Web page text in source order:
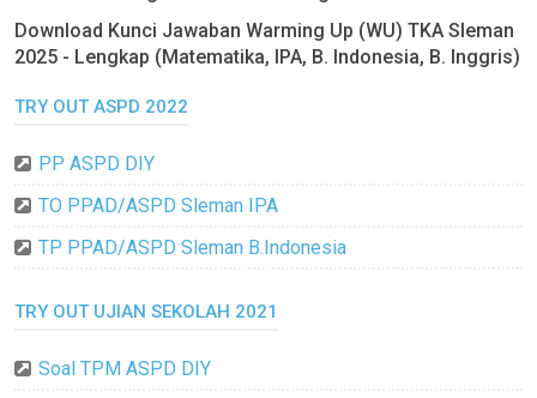
Download Kunci Jawaban Warming Up (WU) TKA Sleman
2025 - Lengkap (Matematika, IPA, B. Indonesia, B. Inggris)
TRY OUT ASPD 2022
PP ASPD DIY
TO PPAD/ASPD Sleman IPA
TP PPAD/ASPD Sleman B.Indonesia
TRY OUT UJIAN SEKOLAH 2021
Soal TPM ASPD DIY